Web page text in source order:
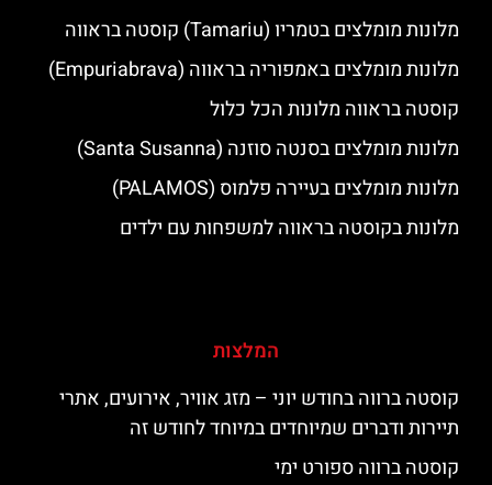
מלונות מומלצים בטמריו (Tamariu) קוסטה בראווה
מלונות מומלצים באמפוריה בראווה (Empuriabrava)
קוסטה בראווה מלונות הכל כלול
מלונות מומלצים בסנטה סוזנה (Santa Susanna)
מלונות מומלצים בעיירה פלמוס (PALAMOS)
מלונות בקוסטה בראווה למשפחות עם ילדים
המלצות
קוסטה ברווה בחודש יוני – מזג אוויר, אירועים, אתרי
תיירות ודברים שמיוחדים במיוחד לחודש זה
קוסטה ברווה ספורט ימי